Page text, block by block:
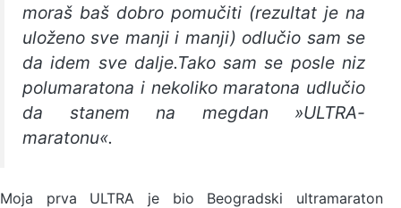
moraš baš dobro pomučiti (rezultat je na
uloženo sve manji i manji) odlučio sam se
da idem sve dalje.Tako sam se posle niz
polumaratona i nekoliko maratona udlučio
da stanem na megdan »ULTRA-
maratonu«.
Moja prva ULTRA je bio Beogradski ultramaraton